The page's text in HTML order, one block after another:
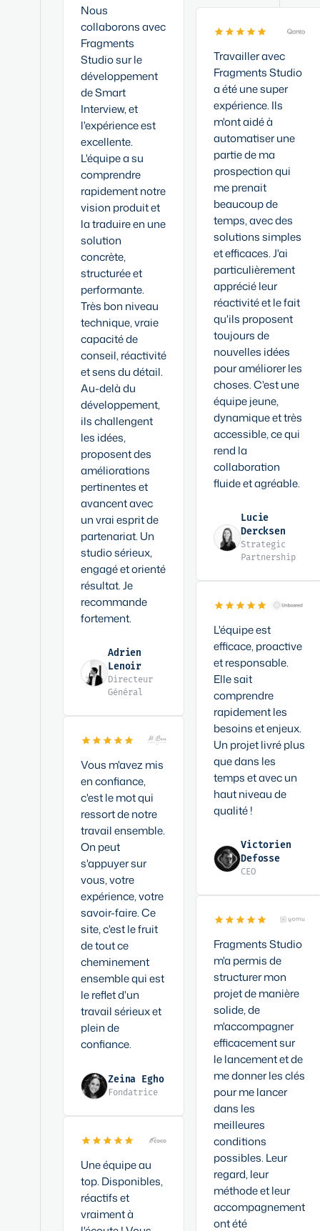
Nous
collaborons avec
Fragments
Studio sur le
développement
de Smart
Interview, et
l'expérience est
excellente.
L'équipe a su
comprendre
rapidement notre
vision produit et
la traduire en une
solution
concrète,
structurée et
performante.
Très bon niveau
technique, vraie
capacité de
conseil, réactivité
et sens du détail.
Au-delà du
développement,
ils challengent
les idées,
proposent des
améliorations
pertinentes et
avancent avec
un vrai esprit de
partenariat. Un
studio sérieux,
engagé et orienté
résultat. Je
recommande
fortement.
Adrien
Lenoir
Directeur
Général
Vous m'avez mis
en confiance,
c'est le mot qui
ressort de notre
travail ensemble.
On peut
s'appuyer sur
vous, votre
expérience, votre
savoir-faire. Ce
site, c'est le fruit
de tout ce
cheminement
ensemble qui est
le reflet d'un
travail sérieux et
plein de
confiance.
Zeina Egho
Fondatrice
Une équipe au
top. Disponibles,
réactifs et
vraiment à
Travailler avec
Fragments Studio
a été une super
expérience. Ils
m'ont aidé à
automatiser une
partie de ma
prospection qui
me prenait
beaucoup de
temps, avec des
solutions simples
et efficaces. J'ai
particulièrement
apprécié leur
réactivité et le fait
qu'ils proposent
toujours de
nouvelles idées
pour améliorer les
choses. C'est une
équipe jeune,
dynamique et très
accessible, ce qui
rend la
collaboration
fluide et agréable.
Lucie
Dercksen
Strategic
Partnership
L'équipe est
efficace, proactive
et responsable.
Elle sait
comprendre
rapidement les
besoins et enjeux.
Un projet livré plus
que dans les
temps et avec un
haut niveau de
qualité !
Victorien
Defosse
CEO
Fragments Studio
m'a permis de
structurer mon
projet de manière
solide, de
m'accompagner
efficacement sur
le lancement et de
me donner les clés
pour me lancer
dans les
meilleures
conditions
possibles. Leur
regard, leur
méthode et leur
accompagnement
ont été